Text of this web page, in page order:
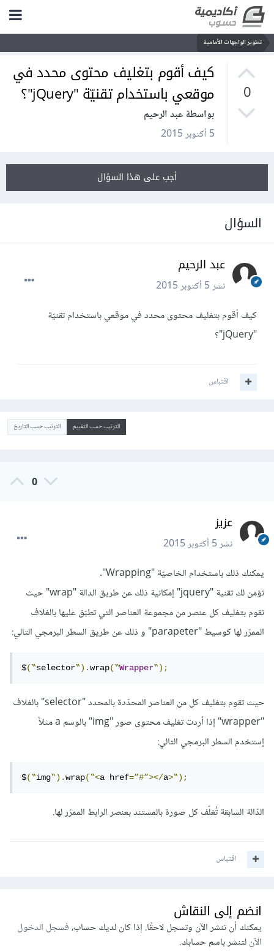
تطوير الواجهات الأمامية
0
كيف أقوم بتغليف محتوى محدد في
موقعي باستخدام تقنيّة "jQuery"؟
بواسطة عبد الرحيم
5 أكتوبر 2015
أجب على هذا السؤال
السؤال
عبد الرحيم
نشر5 أكتوبر 2015
كيف أقوم بتغليف محتوى محدد في موقعي باستخدام تقنيّة
"jQuery"؟
اقتباس
الترتيب حسب التقييم الترتيب حسب التاريخ
0
عزيز
نشر5 أكتوبر 2015
يمكنك ذلك باستخدام الخاصيّة "Wrapping".
تؤمن لك تقنية "jquery" إمكانية ذلك عن طريق الدالة "wrap" حيث
تقوم بتغليف كل عنصر من مجموعة العناصر التي تطبّق عليها بالغلاف
الممرّر لها كوسيط "parapeter" و ذلك عن طريق السطر البرمجي التالي:
$(‟selector‟).wrap(‟Wrapper‟);
حيث تقوم بتغليف كل من العناصر المحدّدة بالمحدد "selector" بالغلاف
"wrapper" إذا أردت تغليف محتوى صور "img" بالوسم a مثلاً
إستخدم السطر البرمجي التالي:
$(‟img‟).wrap(‟<a href=”#”></a>‟);
الدّالة السابقة تُغلّف كل صورة بالمستند بعنصر الرابط الممرّر لها.
اقتباس
انضم إلى النقاش
يمكنك أن تنشر الآن وتسجل لاحقًا. إذا كان لديك حساب،فسجل الدخول
الآنلتنشر باسم حسابك.